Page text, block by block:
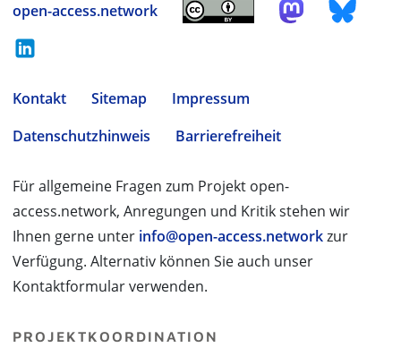
open-access.network
Kontakt Sitemap
Impressum
Datenschutzhinweis
Barrierefreiheit
Für allgemeine Fragen zum Projekt open-
access.network, Anregungen und Kritik stehen wir
Ihnen gerne unter info@open-access.networkzur
Verfügung. Alternativ können Sie auch unser
Kontaktformular verwenden.
PROJEKTKOORDINATION